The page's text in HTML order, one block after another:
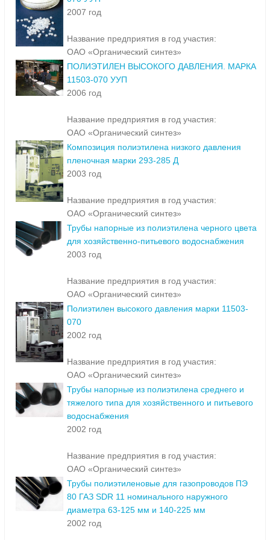
2007 год
Название предприятия в год участия:
ОАО «Органический синтез»
ПОЛИЭТИЛЕН ВЫСОКОГО ДАВЛЕНИЯ. МАРКА
11503-070 УУП
2006 год
Название предприятия в год участия:
ОАО «Органический синтез»
Композиция полиэтилена низкого давления
пленочная марки 293-285 Д
2003 год
Название предприятия в год участия:
ОАО «Органический синтез»
Трубы напорные из полиэтилена черного цвета
для хозяйственно-питьевого водоснабжения
2003 год
Название предприятия в год участия:
ОАО «Органический синтез»
Полиэтилен высокого давления марки 11503-
070
2002 год
Название предприятия в год участия:
ОАО «Органический синтез»
Трубы напорные из полиэтилена среднего и
тяжелого типа для хозяйственного и питьевого
водоснабжения
2002 год
Название предприятия в год участия:
ОАО «Органический синтез»
Трубы полиэтиленовые для газопроводов ПЭ
80 ГАЗ SDR 11 номинального наружного
диаметра 63-125 мм и 140-225 мм
2002 год